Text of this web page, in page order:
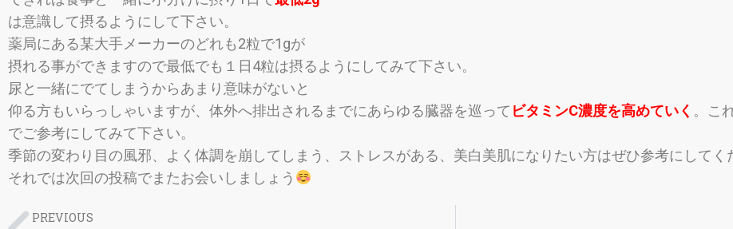
は意識して摂るようにして下さい。
薬局にある某大手メーカーのどれも2粒で1gが
摂れる事ができますので最低でも１日4粒は摂るようにしてみて下さい。
尿と一緒にでてしまうからあまり意味がないと
仰る方もいらっしゃいますが、 体外へ排出されるまでにあらゆる臓器を巡って ビタミンC濃度を高めていく 。こ
でご参考にしてみて下さい。
季節の変わり目の風邪、よく体調を崩してしまう、ストレスがある、美白美肌になりたい方はぜひ参考にしてく
それでは次回の投稿でまたお会いしましょう
PREVIOUS